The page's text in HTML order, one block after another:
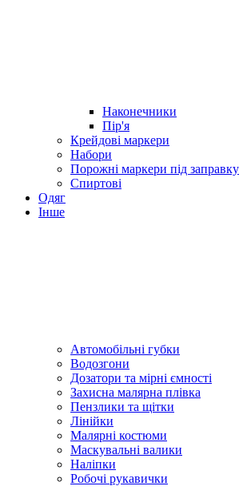
Наконечники
Пір'я
Крейдові маркери
Набори
Порожні маркери під заправку
Спиртові
Одяг
Інше
Автомобільні губки
Водозгони
Дозатори та мірні ємності
Захисна малярна плівка
Пензлики та щітки
Лінійки
Малярні костюми
Маскувальні валики
Наліпки
Робочі рукавички